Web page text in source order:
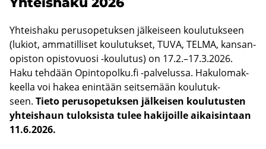
Yh­teis­ha­ku pe­rus­o­pe­tuk­sen jäl­kei­seen kou­lu­tuk­seen
(lu­kiot, am­ma­til­li­set kou­lu­tuk­set, TUVA, TELMA, kan­san­
opis­ton opis­to­vuo­si -​koulutus) on 17.2.–17.3.2026.
Haku teh­dään Opin­to­pol­ku.fi -​palvelussa. Ha­ku­lo­mak­
keel­la voi hakea enin­tään seit­se­mään kou­lu­tuk­
seen. Tieto pe­rus­o­pe­tuk­sen jäl­kei­sen kou­lu­tus­ten
yh­teis­haun tu­lok­sis­ta tulee ha­ki­joil­le ai­kai­sin­taan
11.6.2026.